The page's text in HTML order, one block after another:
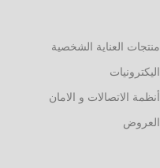
منتجات العناية الشخصية
اليكترونيات
أنظمة الاتصالات و الامان
العروض